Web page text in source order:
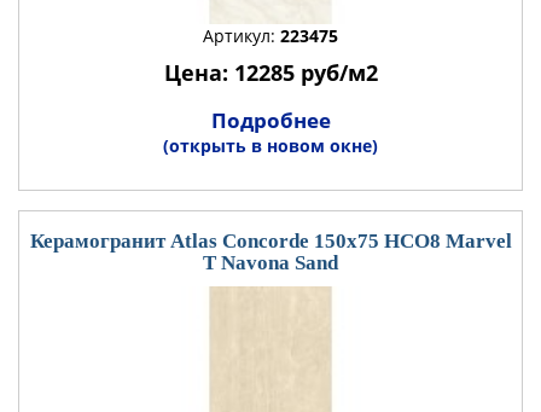
Артикул: 223475
Цена: 12285 руб/м2
Подробнее
(открыть в новом окне)
Керамогранит Atlas Concorde 150x75 HCO8 Marvel
T Navona Sand